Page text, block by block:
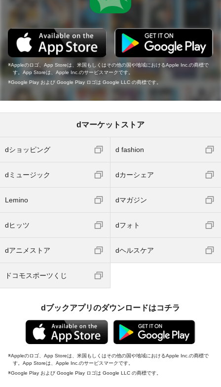
Appleのロゴ、App Storeは、米国もしくはその他の国や地域におけるApple Inc.の商標で
す。App Storeは、Apple Inc.のサービスマークです。
Google Play および Google Play ロゴは Google LLC の商標です。
dマーケットストア
dショッピング d fashion
dミュージック dカーシェア
Lemino dマガジン
dヒッツ dフォト
dアニメストア dヘルスケア
ドコモスポーツくじ
dブックアプリのダウンロードはコチラ
Appleのロゴ、App Storeは、米国もしくはその他の国や地域におけるApple Inc.の商標で
す。App Storeは、Apple Inc.のサービスマークです。
Google Play および Google Play ロゴは Google LLC の商標です。